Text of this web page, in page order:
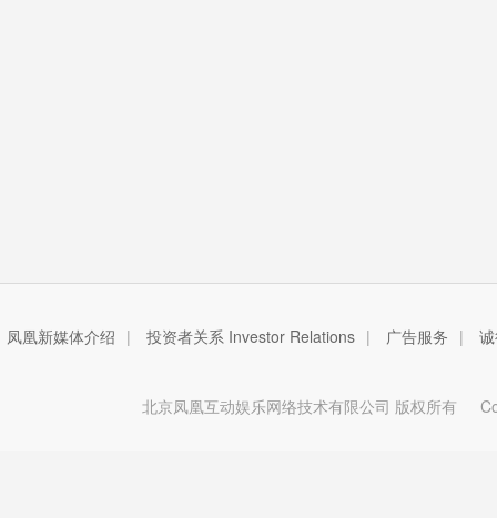
凤凰新媒体介绍 | 投资者关系 Investor Relations | 广告服务 |
北京凤凰互动娱乐网络技术有限公司 版权所有